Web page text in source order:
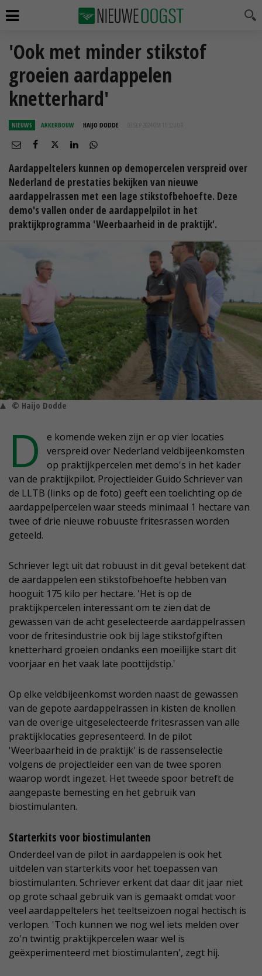
'Ook met minder stikstof
groeien aardappelen
knetterhard'
NIEUWS AKKERBOUW HAIJO DODDE 03 SEP 2024 OM 11:32
Aardappeltelers kunnen op demopercelen verspreid over
Nederland de prestaties bekijken van nieuwe
aardappelrassen met een lage stikstofbehoefte. Deze
demo's vallen onder de aardappelpilot in het
praktijkprogramma 'Weerbaarheid in de praktijk'.
© Haijo Dodde
D
e komende weken zijn er op vier locaties
verspreid over Nederland veldbijeenkomsten
op praktijkpercelen met demo's in het kader
van de praktijkpilot. Projectleider Guido Schriever van
de LLTB (links op de foto) geeft een toelichting op de
aardappelpercelen waar steeds minimaal 1 hectare van
twee of drie nieuwe robuuste fritesrassen worden
geteeld.
Schriever legt uit dat robuust in dit geval betekent dat
de aardappelen een stikstofbehoefte hebben van
hooguit 175 kilo per hectare. 'Het is op de
praktijkpercelen interessant om te zien dat de
gewassen van de acht geselecteerde aardappelrassen
voor de fritesindustrie ook bij lage stikstofgiften
knetterhard groeien ondanks een moeilijke start dit
voorjaar en het vaak late poottijdstip.'
Op elke veldbijeenkomst worden naast de gewassen
van de gepote aardappelrassen in kisten de knollen
van de overige uitgeselecteerde fritesrassen van alle
praktijklocaties gepresenteerd. In de pilot
'Weerbaarheid in de praktijk' is de rassenselectie
volgens de projectleider een van de twee sporen
waarop wordt ingezet. Het tweede spoor betreft de
aangepaste bemesting en het gebruik van
biostimulanten.
Starterkits voor biostimulanten
Onderdeel van de pilot in aardappelen is ook het
uitdelen van starterkits voor het toepassen van
biostimulanten. Schriever erkent dat daar dit jaar niet
op grote schaal gebruik van is gemaakt omdat voor
veel aardappeltelers het teeltseizoen nogal hectisch is
verlopen. 'Toch kunnen we nog wel iets melden over
zo'n twintig praktijkpercelen waar wel is
geëxperimenteerd met biostimulanten', zegt hij.